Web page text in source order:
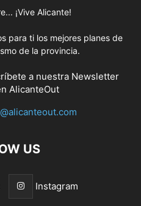
¡Vive Alicante!
para ti los mejores planes de
de la provincia.
a nuestra Newsletter
AlicanteOut
US
Instagram